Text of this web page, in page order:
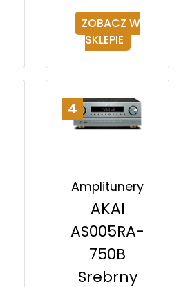
ZOBACZ W
SKLEPIE
4
Amplitunery
AKAI
AS005RA-
750B
Srebrny